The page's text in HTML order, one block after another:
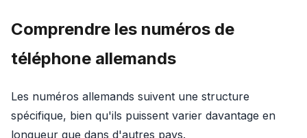
Comprendre les numéros de
téléphone allemands
Les numéros allemands suivent une structure
spécifique, bien qu'ils puissent varier davantage en
longueur que dans d'autres pays.